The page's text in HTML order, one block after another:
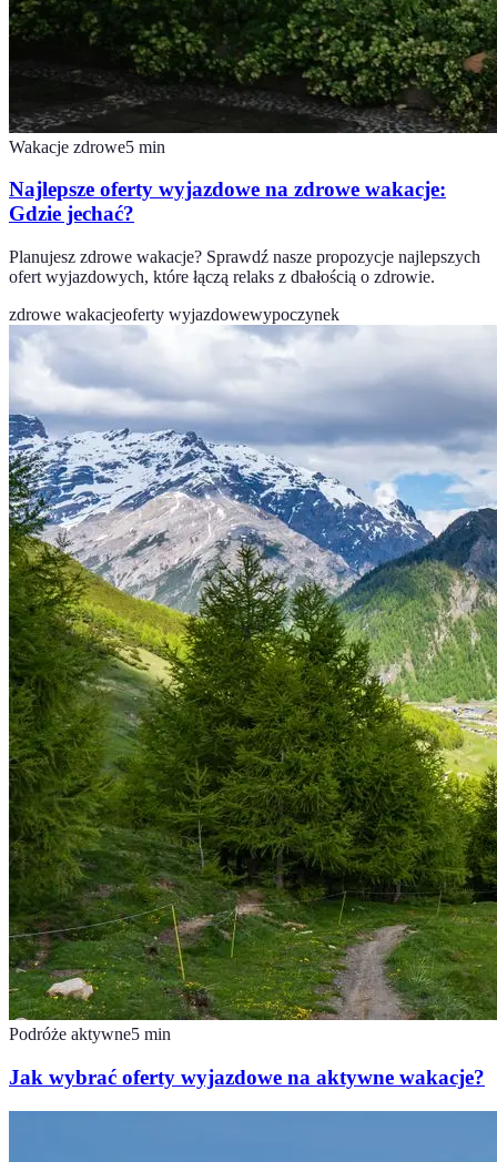
Wakacje zdrowe5 min
Najlepsze oferty wyjazdowe na zdrowe wakacje:
Gdzie jechać?
Planujesz zdrowe wakacje? Sprawdź nasze propozycje najlepszych
ofert wyjazdowych, które łączą relaks z dbałością o zdrowie.
zdrowe wakacjeoferty wyjazdowewypoczynek
Podróże aktywne5 min
Jak wybrać oferty wyjazdowe na aktywne wakacje?